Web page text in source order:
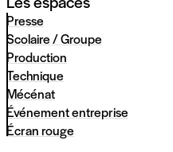
Presse
Scolaire / Groupe
Production
Technique
Mécénat
Événement entreprise
Écran rouge